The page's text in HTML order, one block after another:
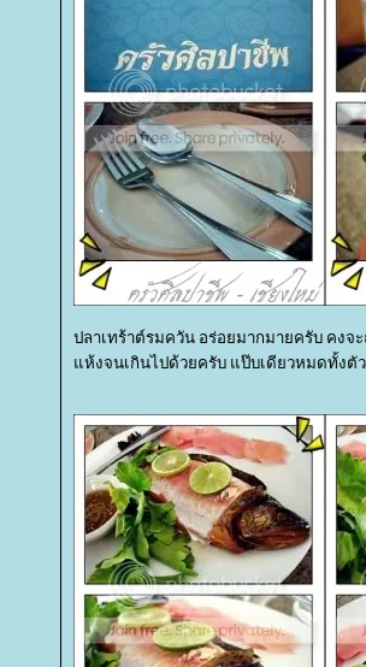
ปลาเทร้าต์รมควัน อร่อยมากมายครับ คง
ห้งจนเกินไปด้วยครับ แป๊บเดียวหมดทั้งตัว